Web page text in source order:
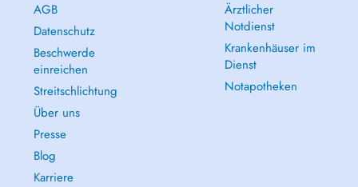
AGB
Datenschutz
Beschwerde
einreichen
Streitschlichtung
Über uns
Presse
Blog
Karriere
Ärztlicher
Notdienst
Krankenhäuser im
Dienst
Notapotheken